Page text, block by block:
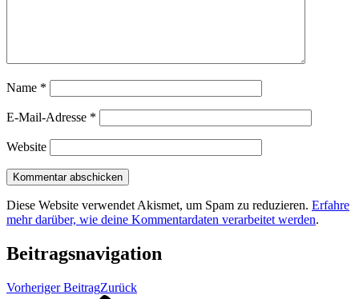
Name *
E-Mail-Adresse *
Website
Diese Website verwendet Akismet, um Spam zu reduzieren. Erfahre
mehr darüber, wie deine Kommentardaten verarbeitet werden.
Beitragsnavigation
Vorheriger BeitragZurück